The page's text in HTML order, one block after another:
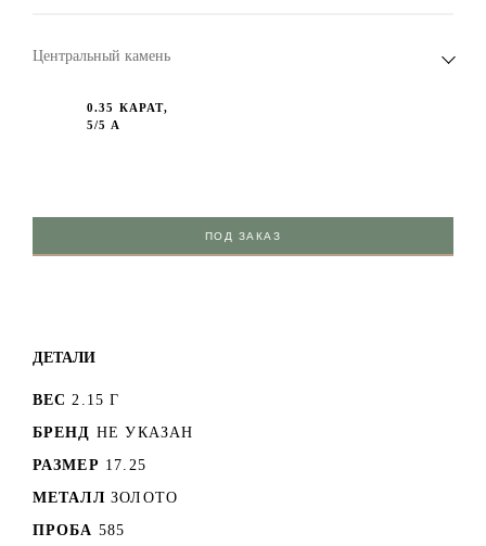
Центральный камень
0.35 КАРАТ,
5/5 А
ПОД ЗАКАЗ
ДЕТАЛИ
ВЕС 2.15 Г
БРЕНД НЕ УКАЗАН
РАЗМЕР 17.25
МЕТАЛЛ ЗОЛОТО
ПРОБА 585